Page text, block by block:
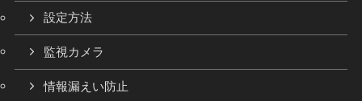
設定方法
監視カメラ
情報漏えい防止